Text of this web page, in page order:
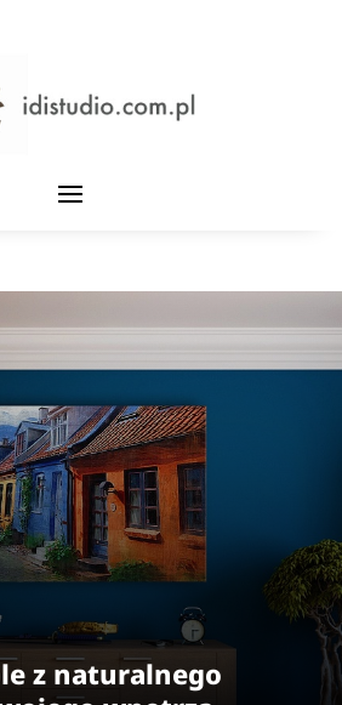
z naturalnego